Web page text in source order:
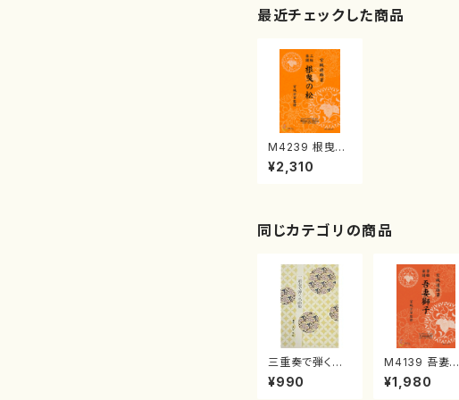
最近チェックした商品
M4239 根曳の
松（三絃/宮城道
雄著・宮城宗家
¥2,310
同じカテゴリの商品
三重奏で弾く名
曲集 クリスマ
スメドレー( 箏
¥990
M4139 吾妻獅
子《箏曲楽譜》
（箏/宮城道雄
¥1,980